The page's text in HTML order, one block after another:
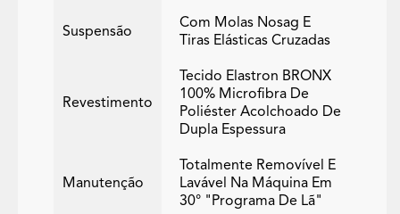
Suspensão
Com Molas Nosag E
Tiras Elásticas Cruzadas
Revestimento
Tecido Elastron BRONX
100% Microfibra De
Poliéster Acolchoado De
Dupla Espessura
Manutenção
Totalmente Removível E
Lavável Na Máquina Em
30° "programa De Lã"